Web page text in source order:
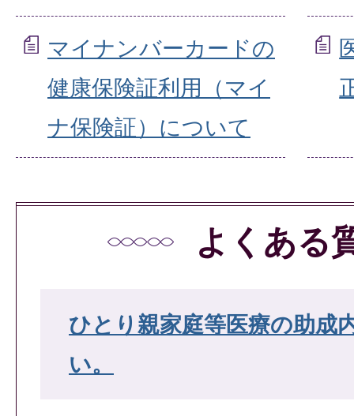
マイナンバーカードの
健康保険証利用（マイ
ナ保険証）について
よくある
ひとり親家庭等医療の助成
い。